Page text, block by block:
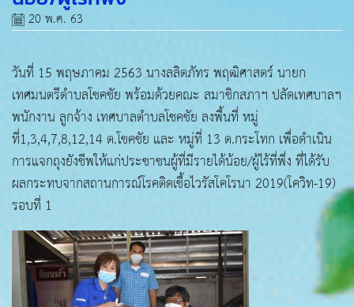
20 พ.ค. 63
วันที่ 15 พฤษภาคม 2563 นางลลิตภัทร พฤฒิศาสตร์ นายก
เทศมนตรีตำบลโชคชัย พร้อมด้วยคณะ สมาชิกสภาฯ ปลัดเทศบาลฯ
พนักงาน ลูกจ้าง เทศบาลตำบลโชคชัย ลงพื้นที่ หมู่
ที่1,3,4,7,8,12,14 ต.โชคชัย และ หมู่ที่ 13 ต.กระโทก เพื่อดำเนิน
การแจกถุงยังชีพให้แก่ประชาชนผู้ที่มีรายได้น้อย/ผู้ไร้ที่พึ่ง ที่ได้รับ
ผลกระทบจากสถานการณ์โรคติดเชื้อไวรัสโคโรนา 2019(โควิท-19)
รอบที่ 1